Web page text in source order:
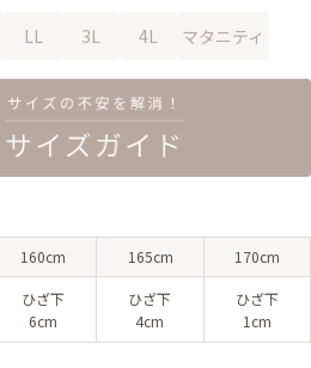
LL 3L 4L マタニティ
160cm 165cm 170cm
ひざ下
6cm
ひざ下
4cm
ひざ下
1cm